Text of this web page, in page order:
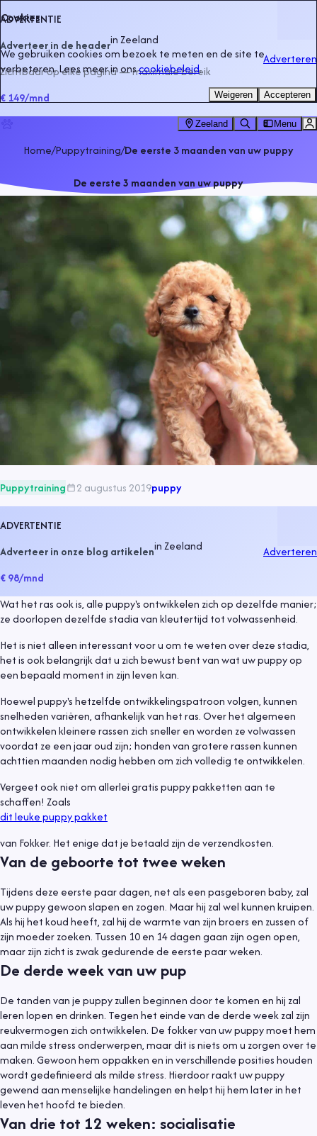
ADVERTENTIE
Adverteer in de headerinZeeland
Zichtbaar op elke pagina — maximale bereik
€ 149/mnd
Adverteren
Zeeland Menu
Home/Puppytraining/De eerste 3 maanden van uw puppy
De eerste 3 maanden van uw puppy
Puppytraining 2 augustus 2019puppy
ADVERTENTIE
Adverteer in onze blog artikeleninZeeland
€ 98/mnd
Adverteren
Wat het ras ook is, alle puppy's ontwikkelen zich op dezelfde manier;
ze doorlopen dezelfde stadia van kleutertijd tot volwassenheid.
Het is niet alleen interessant voor u om te weten over deze stadia,
het is ook belangrijk dat u zich bewust bent van wat uw puppy op
een bepaald moment in zijn leven kan.
Hoewel puppy's hetzelfde ontwikkelingspatroon volgen, kunnen
snelheden variëren, afhankelijk van het ras. Over het algemeen
ontwikkelen kleinere rassen zich sneller en worden ze volwassen
voordat ze een jaar oud zijn; honden van grotere rassen kunnen
achttien maanden nodig hebben om zich volledig te ontwikkelen.
Vergeet ook niet om allerlei gratis puppy pakketten aan te
schaffen! Zoals
dit leuke puppy pakket
van Fokker. Het enige dat je betaald zijn de verzendkosten.
Van de geboorte tot twee weken
Tijdens deze eerste paar dagen, net als een pasgeboren baby, zal
uw puppy gewoon slapen en zogen. Maar hij zal wel kunnen kruipen.
Als hij het koud heeft, zal hij de warmte van zijn broers en zussen of
zijn moeder zoeken. Tussen 10 en 14 dagen gaan zijn ogen open,
maar zijn zicht is zwak gedurende de eerste paar weken.
De derde week van uw pup
De tanden van je puppy zullen beginnen door te komen en hij zal
leren lopen en drinken. Tegen het einde van de derde week zal zijn
reukvermogen zich ontwikkelen. De fokker van uw puppy moet hem
aan milde stress onderwerpen, maar dit is niets om u zorgen over te
maken. Gewoon hem oppakken en in verschillende posities houden
wordt gedefinieerd als milde stress. Hierdoor raakt uw puppy
gewend aan menselijke handelingen en helpt hij hem later in het
leven het hoofd te bieden.
Van drie tot 12 weken: socialisatie
Cookies
We gebruiken cookies om bezoek te meten en de site te
verbeteren. Lees meer in onscookiebeleid.
Weigeren Accepteren